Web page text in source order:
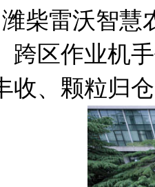
柴雷沃智
跨区作业机
收、颗粒归